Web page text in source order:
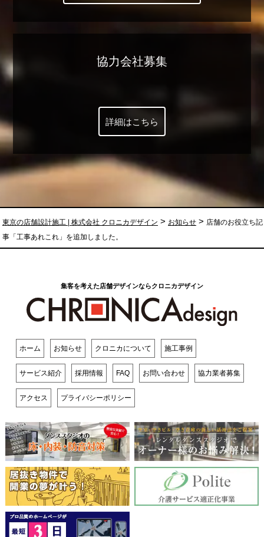
協力会社募集
詳細はこちら
東京の店舗設計施工 | 株式会社 クロニカデザイン > お知らせ > 店舗のお役立ち記
事「工事あれこれ」を追加しました。
集客を考えた店舗デザインならクロニカデザイン
ホーム お知らせ クロニカについて 施工事例
サービス紹介 採用情報 FAQ お問い合わせ 協力業者募集
アクセス プライバシーポリシー